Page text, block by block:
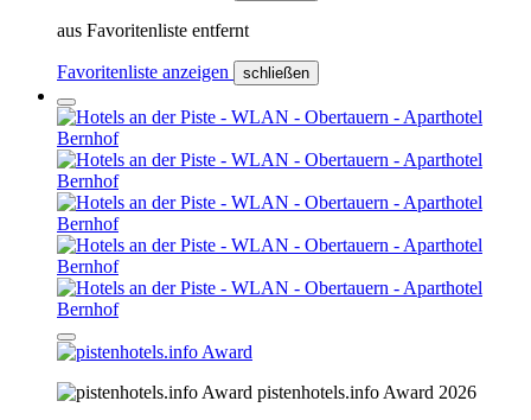
aus Favoritenliste entfernt
Favoritenliste anzeigen schließen
pistenhotels.info Award 2026